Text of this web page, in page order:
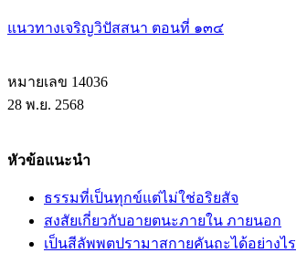
แนวทางเจริญวิปัสสนา ตอนที่ ๑๓๔
หมายเลข 14036
28 พ.ย. 2568
หัวข้อแนะนำ
ธรรมที่เป็นทุกข์แต่ไม่ใช่อริยสัจ
สงสัยเกี่ยวกับอายตนะภายใน ภายนอก
เป็นสีลัพพตปรามาสกายคันถะได้อย่างไร